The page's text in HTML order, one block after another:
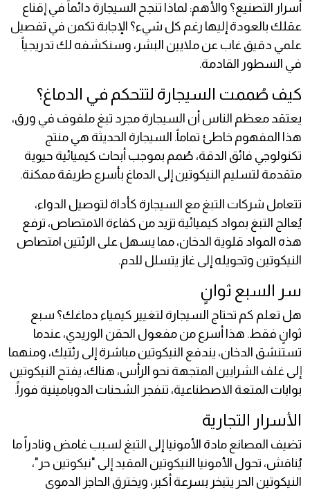
أسرار التصنيع؟ والأهم: لماذا تنجح السيجارة دائماً في إقناع
عقلك بالعودة إليها رغم كل شيء؟ الإجابة تكمن في تفصيل
علمي دقيق غاب عن ملايين البشر، وسنكشفه لك تدريجياً
في السطور القادمة.
كيف صُممت السيجارة لتتحكم في الدماغ؟
يعتقد معظم الناس أن السيجارة مجرد تبغ ملفوف في ورق،
هذا المفهوم خاطئ تماماً. السيجارة الحديثة هي منتج
تكنولوجي فائق الدقة، صُمم بموجب أبحاث كيميائية حيوية
متقدمة لتسليم النيكوتين إلى الدماغ بأسرع طريقة ممكنة.
تتعامل شركات التبغ مع السيجارة كأداة لتوصيل الدواء،
يُعالج التبغ بمواد كيميائية تزيد من كفاءة الامتصاص، ترفع
هذه المواد قلوية الدخان، مما يسهل على الرئتين امتصاص
النيكوتين وتحويله إلى غاز يتسلل للدم.
سر السبع ثوانٍ
هل تعلم كم تحتاج السيجارة لتغيير كيمياء دماغك؟ سبع
ثوانٍ فقط. هذا أسرع من مفعول الحقن الوريدي، عندما
تستنشق الدخان، يندفع النيكوتين مباشرة إلى رئتيك، ومنهما
إلى غلف الشرايين المتجهة نحو الرأس، هناك، يفتح النيكوتين
بوابات المتعة الاصطناعية، تنفجر الشحنات الدوبامينية فوراً.
الأسرار التجارية
تضيف المصانع مادة الأمونيا إلى التبغ لسبب غامض ونادراً ما
يُناقش، تحول الأمونيا النيكوتين المقيد إلى "نيكوتين حر"،
النيكوتين الحر يتبخر بسرعة أكبر، ويخترق الحاجز الدموي